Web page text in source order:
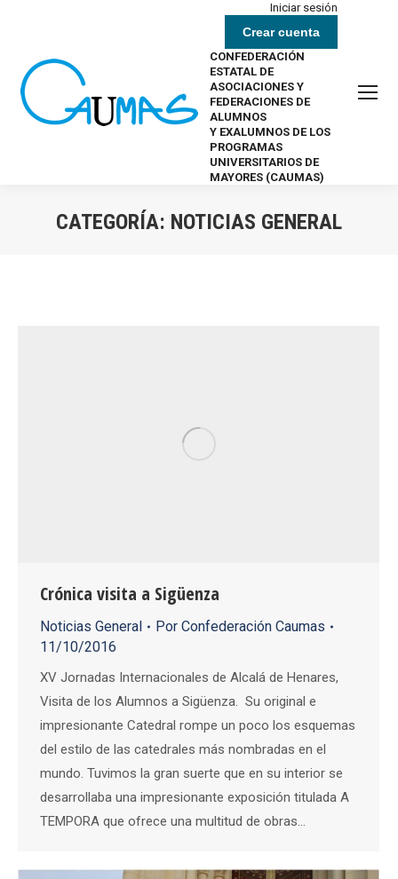
Iniciar sesión
Crear cuenta
CONFEDERACIÓN
ESTATAL DE
ASOCIACIONES Y
FEDERACIONES DE
ALUMNOS
Y EXALUMNOS DE LOS
PROGRAMAS
UNIVERSITARIOS DE
MAYORES (CAUMAS)
CATEGORÍA: NOTICIAS GENERAL
Crónica visita a Sigüenza
Noticias General Por Confederación Caumas
11/10/2016
XV Jornadas Internacionales de Alcalá de Henares,
Visita de los Alumnos a Sigüenza. Su original e
impresionante Catedral rompe un poco los esquemas
del estilo de las catedrales más nombradas en el
mundo. Tuvimos la gran suerte que en su interior se
desarrollaba una impresionante exposición titulada A
TEMPORA que ofrece una multitud de obras…